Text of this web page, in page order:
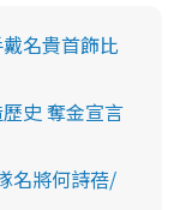
m
i
i
r
e
名貴首飾比
史 奪金宣言
名將何詩蓓/